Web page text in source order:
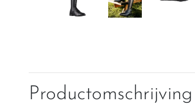
Productomschrijving